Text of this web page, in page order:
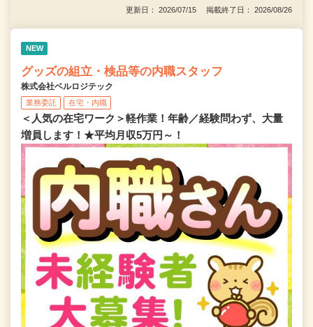
更新日： 2026/07/15 掲載終了日： 2026/08/26
NEW
グッズの組立・検品等の内職スタッフ
株式会社ベルロジテック
業務委託 在宅・内職
＜人気の在宅ワーク＞軽作業！年齢／経験問わず、大量
増員します！★平均月収5万円～！